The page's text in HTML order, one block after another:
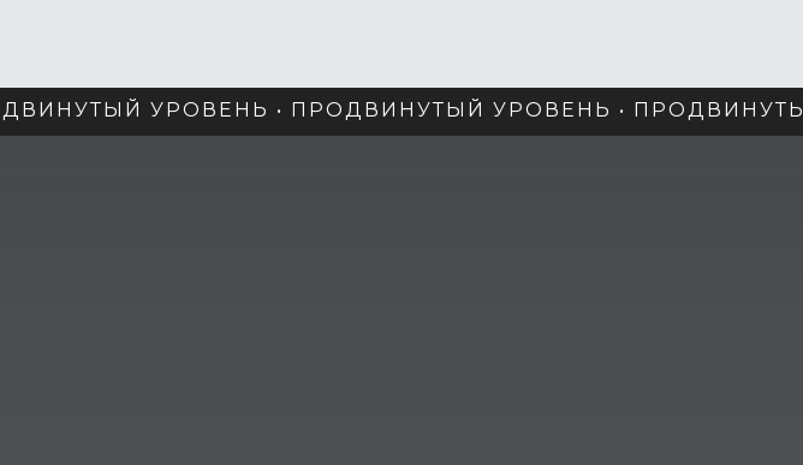
УРОВЕНЬ • ПРОДВИНУТЫЙ УРОВЕНЬ •